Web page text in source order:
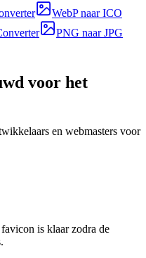
WebP naar ICO
PNG naar JPG
voor het
en webmasters voor
is klaar zodra de